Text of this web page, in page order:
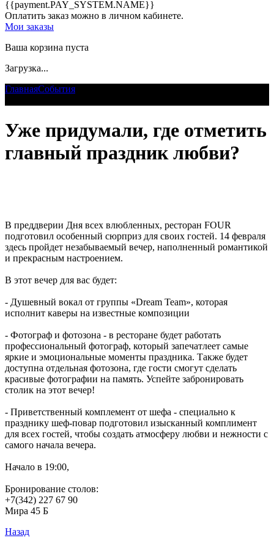
{{payment.PAY_SYSTEM.NAME}}
Оплатить заказ можно в личном кабинете.
Мои заказы
Ваша корзина пуста
Загрузка...
ГлавнаяСобытия
Уже придумали, где отметить
главный праздник любви?
В преддверии Дня всех влюбленных, ресторан FOUR
подготовил особенный сюрприз для своих гостей. 14 февраля
здесь пройдет незабываемый вечер, наполненный романтикой
и прекрасным настроением.
В этот вечер для вас будет:
- Душевный вокал от группы «Dream Team», которая
исполнит каверы на известные композиции
- Фотограф и фотозона - в ресторане будет работать
профессиональный фотограф, который запечатлеет самые
яркие и эмоциональные моменты праздника. Также будет
доступна отдельная фотозона, где гости смогут сделать
красивые фотографии на память. Успейте забронировать
столик на этот вечер!
- Приветственный комплемент от шефа - специально к
празднику шеф-повар подготовил изысканный комплимент
для всех гостей, чтобы создать атмосферу любви и нежности с
самого начала вечера.
Начало в 19:00,
Бронирование столов:
+7(342) 227 67 90
Мира 45 Б
Назад